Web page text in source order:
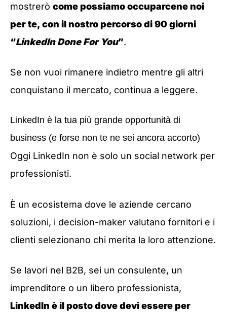
mostrerò come possiamo occuparcene noi
per te, con il nostro percorso di 90 giorni
“LinkedIn Done For You”.
Se non vuoi rimanere indietro mentre gli altri
conquistano il mercato, continua a leggere.
LinkedIn è la tua più grande opportunità di
business (e forse non te ne sei ancora accorto)
Oggi LinkedIn non è solo un social network per
professionisti.
È un ecosistema dove le aziende cercano
soluzioni, i decision-maker valutano fornitori e i
clienti selezionano chi merita la loro attenzione.
Se lavori nel B2B, sei un consulente, un
imprenditore o un libero professionista,
LinkedIn è il posto dove devi essere per